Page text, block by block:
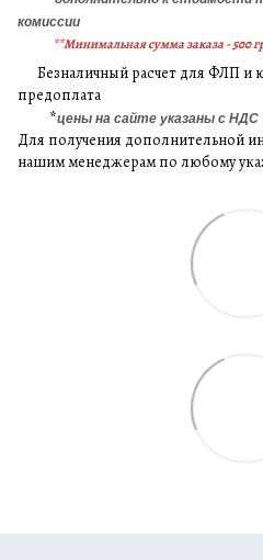
комиссии
**Минимальная сумма заказа - 500
Безналичный расчет для ФЛП и
предоплата
*цены на сайте указаны с НДС
Для получения дополнительной
нашим менеджерам по любому